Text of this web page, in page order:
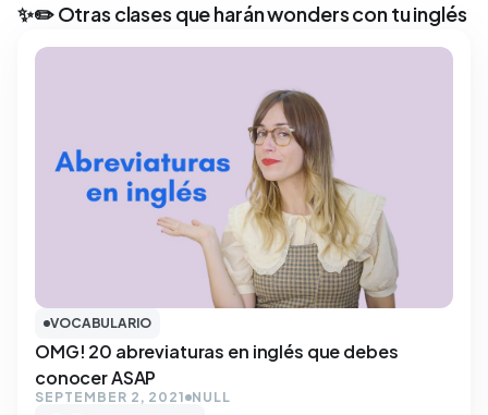
✨✏️ Otras clases que harán wonders con tu inglés
VOCABULARIO
OMG! 20 abreviaturas en inglés que debes
conocer ASAP
SEPTEMBER 2, 2021 NULL